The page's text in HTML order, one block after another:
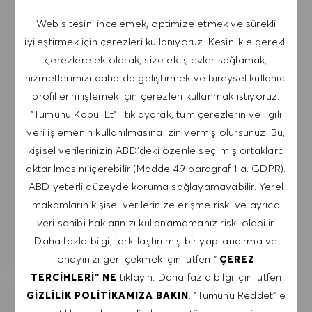
Web sitesini incelemek, optimize etmek ve sürekli
iyileştirmek için çerezleri kullanıyoruz. Kesinlikle gerekli
çerezlere ek olarak, size ek işlevler sağlamak,
hizmetlerimizi daha da geliştirmek ve bireysel kullanıcı
profillerini işlemek için çerezleri kullanmak istiyoruz.
"Tümünü Kabul Et" i tıklayarak, tüm çerezlerin ve ilgili
veri işlemenin kullanılmasına izin vermiş olursunuz. Bu,
kişisel verilerinizin ABD'deki özenle seçilmiş ortaklara
aktarılmasını içerebilir (Madde 49 paragraf 1 a. GDPR).
ABD yeterli düzeyde koruma sağlayamayabilir. Yerel
makamların kişisel verilerinize erişme riski ve ayrıca
veri sahibi haklarınızı kullanamamanız riski olabilir.
Daha fazla bilgi, farklılaştırılmış bir yapılandırma ve
onayınızı geri çekmek için lütfen " ÇEREZ
TERCIHLERI" NE tıklayın. Daha fazla bilgi için lütfen
GIZLILIK POLITIKAMIZA BAKIN . "Tümünü Reddet" e
e-postalar almayı kabul ediyorum. Bu e-
postalardan istediğim zaman, örneğin her e-
postada bulunan bağlantıya tıklayarak,
çıkabileceğimi kabul ediyorum. Kişisel verilerimin
GIZLILIK POLITIKASI'na uygun olarak
işleneceğini kabul ediyorum.
E-posta adresini gir (Gerekli)
GÖNDER
UYARILARI YÖNET